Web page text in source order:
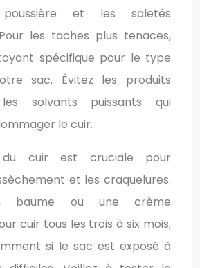
et les saletés
les taches plus tenaces,
spécifique pour le type
sac. Évitez les produits
solvants puissants qui
le cuir.
du cuir est cruciale pour
et les craquelures.
baume ou une crème
cuir tous les trois à six mois,
si le sac est exposé à